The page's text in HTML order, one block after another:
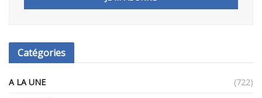
Catégories
A LA UNE
(722)